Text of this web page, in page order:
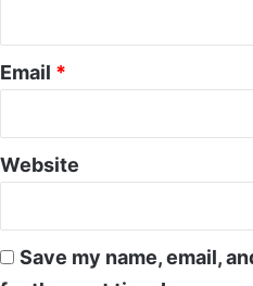
Email *
Website
Save my name, email,